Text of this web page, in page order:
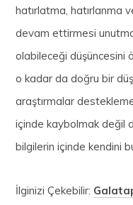
hatırlatma, hatırlanma
devam ettirmesi
olabileceği düşüncesini
o kadar da doğru bir
araştırmalar
içinde kaybolmak değil
bilgilerin içinde kendini
İlginizi Çekebilir: